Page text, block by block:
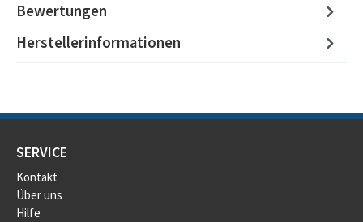
Bewertungen
Herstellerinformationen
SERVICE
Kontakt
Über uns
Hilfe